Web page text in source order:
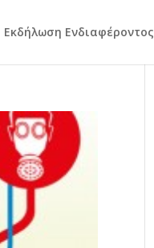
Εκδήλωση Ενδιαφέροντος